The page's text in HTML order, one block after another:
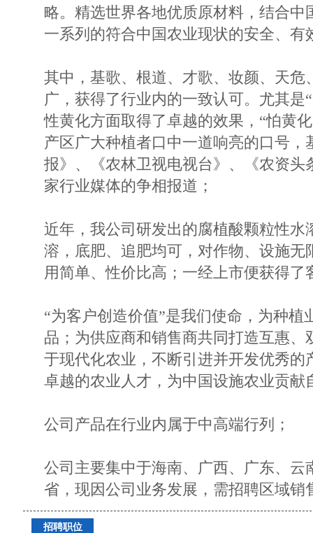
略。精选世界各地优质原材料，结合
一系列的符合中国农业现状的安全、有
其中，基歌、根道、才歌、妆颜、天危
广，获得了行业内的一致认可。尤其是
性黄化方面取得了卓越的效果，“怕黄
产区广大种植者口中一道响亮的口号
报》、《农林卫视电视台》、《农资头
家行业媒体的争相报道；
近年，我公司研发出的腐植酸颗粒性水
溶，底肥、追肥均可，对作物、设施无
用简单、性价比高；一经上市便获得
“为客户创造价值”是我们使命，为种植
品；为供应商和销售商共同打造互惠
于现代化农业，不断引进并开发优秀的
卓越的农业人才，为中国设施农业贡献
公司产品在行业内属于中高端行列；
公司主要集中于海南、广西、广东、云
省，现因公司业务发展，需招聘区域
招聘职位